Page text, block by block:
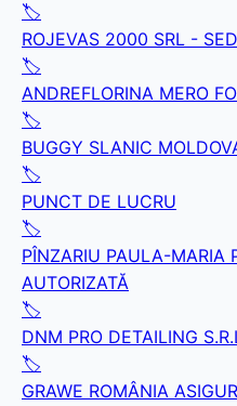
🏷️
ROJEVAS 2000 SRL -
🏷️
ANDREFLORINA MERO
🏷️
BUGGY SLANIC
🏷️
PUNCT DE LUCRU
🏷️
PÎNZARIU PAULA-MARIA
AUTORIZATĂ
🏷️
DNM PRO DETAILING
🏷️
GRAWE ROMÂNIA